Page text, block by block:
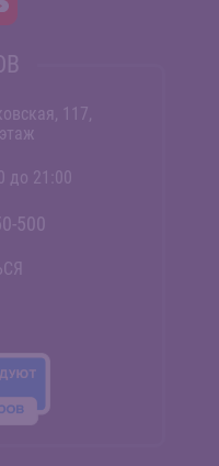
117,
до 21:00
500